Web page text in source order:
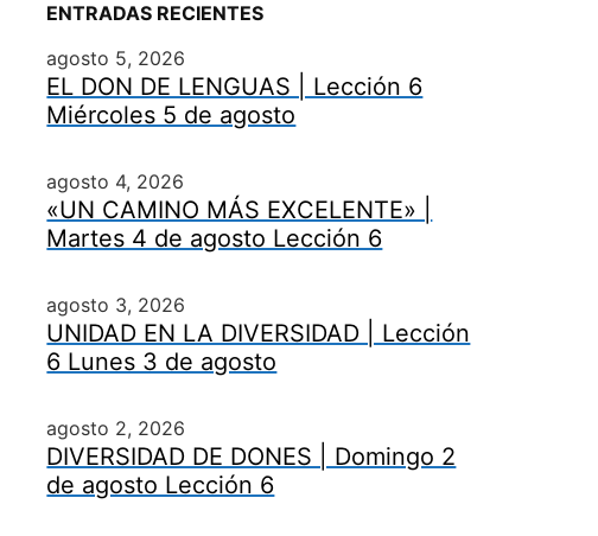
ENTRADAS RECIENTES
agosto 5, 2026
EL DON DE LENGUAS | Lección 6
Miércoles 5 de agosto
agosto 4, 2026
«UN CAMINO MÁS EXCELENTE» |
Martes 4 de agosto Lección 6
agosto 3, 2026
UNIDAD EN LA DIVERSIDAD | Lección
6 Lunes 3 de agosto
agosto 2, 2026
DIVERSIDAD DE DONES | Domingo 2
de agosto Lección 6